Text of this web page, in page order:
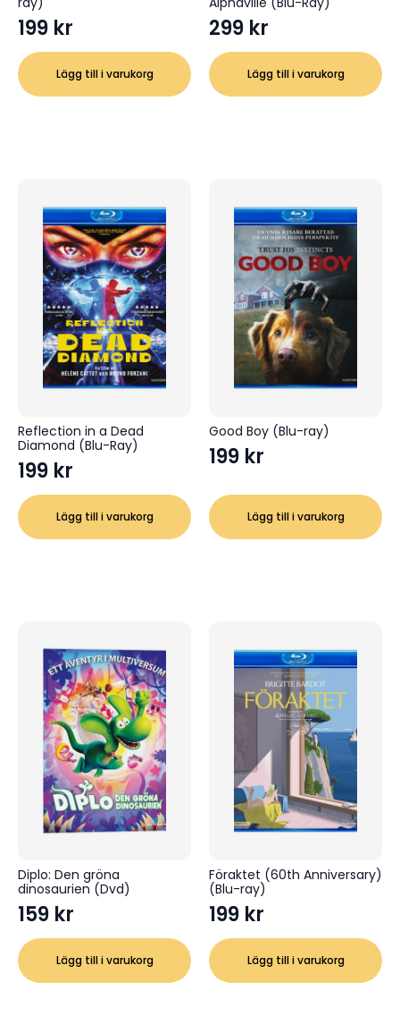
199 kr
Lägg till i varukorg
299 kr
Lägg till i varukorg
Reflection in a Dead
Diamond (Blu-Ray)
199 kr
Lägg till i varukorg
Good Boy (Blu-ray)
199 kr
Lägg till i varukorg
Diplo: Den gröna
dinosaurien (Dvd)
159 kr
Lägg till i varukorg
Föraktet (60th Anniversary)
(Blu-ray)
199 kr
Lägg till i varukorg